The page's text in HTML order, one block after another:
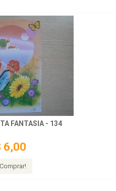
FANTASIA - 134
6,00
Comprar!